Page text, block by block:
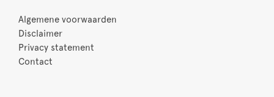
Algemene voorwaarden
Disclaimer
Privacy statement
Contact